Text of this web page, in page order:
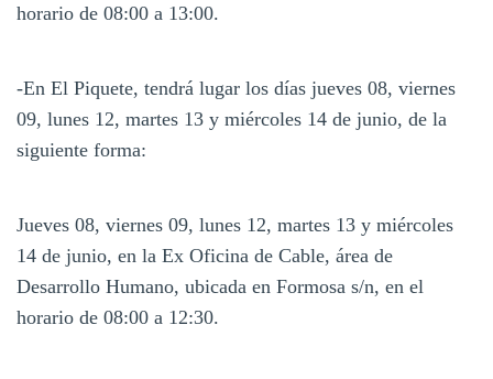
horario de 08:00 a 13:00.
-En El Piquete, tendrá lugar los días jueves 08, viernes
09, lunes 12, martes 13 y miércoles 14 de junio, de la
siguiente forma:
Jueves 08, viernes 09, lunes 12, martes 13 y miércoles
14 de junio, en la Ex Oficina de Cable, área de
Desarrollo Humano, ubicada en Formosa s/n, en el
horario de 08:00 a 12:30.